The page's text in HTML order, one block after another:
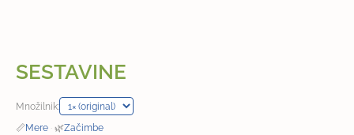
SESTAVINE
Množilnik:
📏Mere · 🌿Začimbe